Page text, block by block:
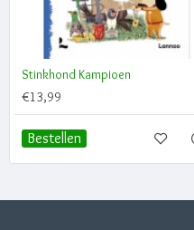
Stinkhond Kampioen
€13,99
Bestellen